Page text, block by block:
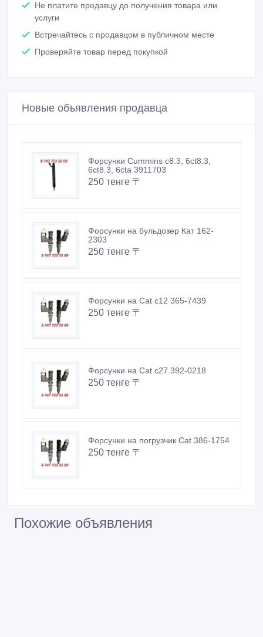
Не платите продавцу до получения товара или
услуги
Встречайтесь с продавцом в публичном месте
Проверяйте товар перед покупкой
Новые объявления продавца
Форсунки Cummins c8.3, 6ct8.3,
6ct8.3, 6cta 3911703
250 тенге 〒
Форсунки на бульдозер Кат 162-
2303
250 тенге 〒
Форсунки на Cat c12 365-7439
250 тенге 〒
Форсунки на Cat c27 392-0218
250 тенге 〒
Форсунки на погрузчик Cat 386-1754
250 тенге 〒
Похожие объявления